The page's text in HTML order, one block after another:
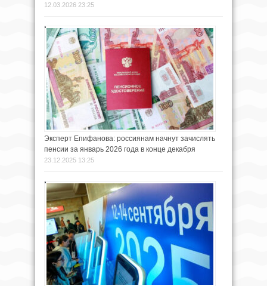
12.03.2026 23:25
Эксперт Епифанова: россиянам начнут зачислять
пенсии за январь 2026 года в конце декабря
23.12.2025 13:25